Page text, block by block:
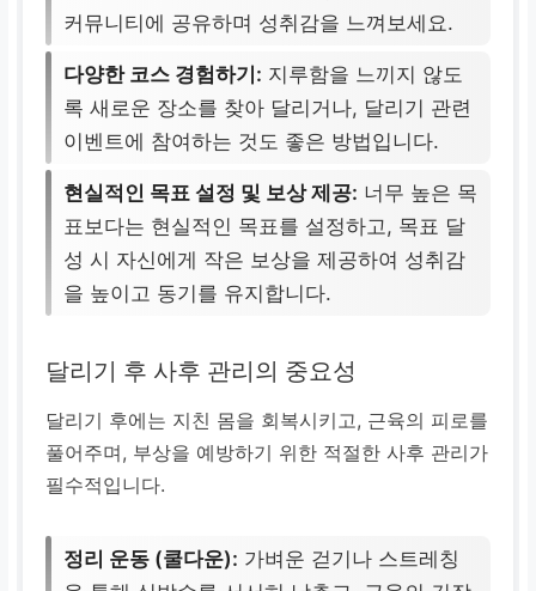
커뮤니티에 공유하며 성취감을 느껴보세요.
다양한 코스 경험하기: 지루함을 느끼지 않도
록 새로운 장소를 찾아 달리거나, 달리기 관련
이벤트에 참여하는 것도 좋은 방법입니다.
현실적인 목표 설정 및 보상 제공: 너무 높은 목
표보다는 현실적인 목표를 설정하고, 목표 달
성 시 자신에게 작은 보상을 제공하여 성취감
을 높이고 동기를 유지합니다.
달리기 후 사후 관리의 중요성
달리기 후에는 지친 몸을 회복시키고, 근육의 피로를
풀어주며, 부상을 예방하기 위한 적절한 사후 관리가
필수적입니다.
정리 운동 (쿨다운): 가벼운 걷기나 스트레칭